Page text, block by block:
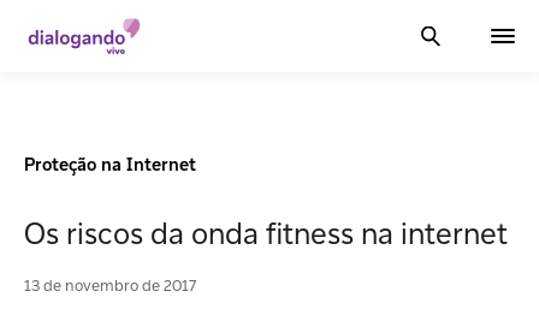
Proteção na Internet
Os riscos da onda fitness na internet
13 de novembro de 2017